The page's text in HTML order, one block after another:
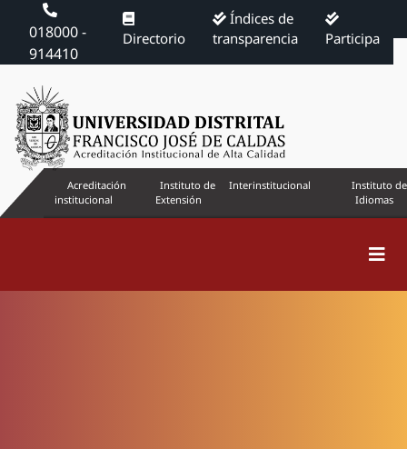
018000 -
914410
Directorio
Índices de
transparencia
Participa
Acreditación
institucional
Instituto de
Extensión
Interinstitucional
Instituto de
Idiomas